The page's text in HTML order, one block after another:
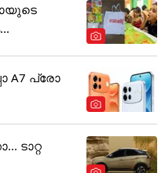
A7 പ്രോ
ടാറ്റ